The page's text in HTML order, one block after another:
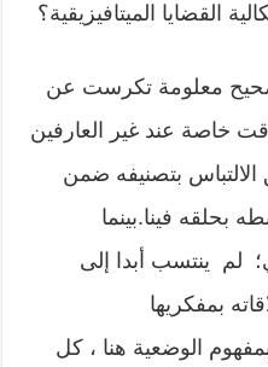
القضايا الميتافيزيقية؟
معلومة تكرست عن
خاصة عند غير العارفين
الالتباس بتصنيفه ضمن
بحلقه فينا.بينما
لم ينتسب أبدا إلى
بمفكريها
الوضعية هنا ، كل